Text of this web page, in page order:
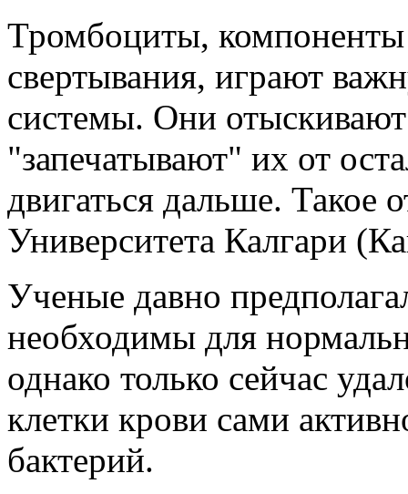
Тромбоциты,
свертывания, играют
системы. Они
"запечатывают" их от
двигаться дальше. Такое
Университета Калгари
Ученые давно
необходимы для
однако только сейчас
клетки крови сами
бактерий.